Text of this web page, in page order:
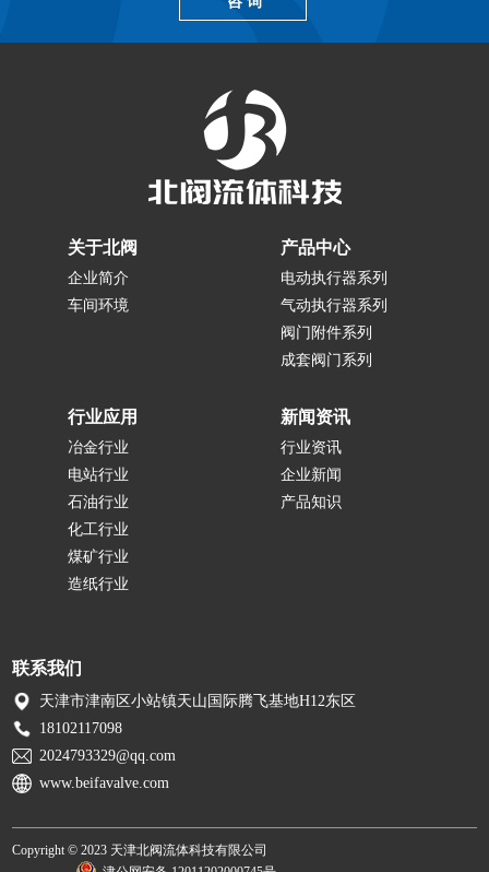
关于北阀
企业简介
车间环境
产品中心
电动执行器系列
气动执行器系列
阀门附件系列
成套阀门系列
行业应用
冶金行业
电站行业
石油行业
化工行业
煤矿行业
造纸行业
新闻资讯
行业资讯
企业新闻
产品知识
联系我们
天津市津南区小站镇天山国际腾飞基地H12东区
18102117098
2024793329@qq.com
www.beifavalve.com
Copyright © 2023 天津北阀流体科技有限公司